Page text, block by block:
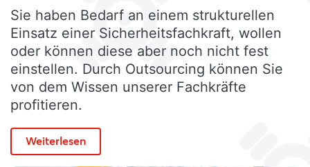
Sie haben Bedarf an einem strukturellen
Einsatz einer Sicherheitsfachkraft, wollen
oder können diese aber noch nicht fest
einstellen. Durch Outsourcing können Sie
von dem Wissen unserer Fachkräfte
profitieren.
Weiterlesen